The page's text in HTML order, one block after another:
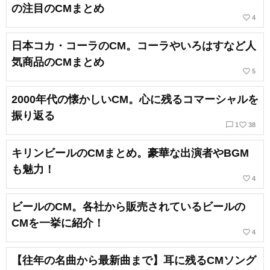
の注目のCMまとめ
favorite_border 4
日本コカ・コーラのCM。コーラやいろはすなど人
気商品のCMまとめ
favorite_border 5
2000年代の懐かしいCM。心に残るコマーシャルを
振り返る
chat_bubble_outline 1 favorite_border 38
キリンビールのCMまとめ。豪華な出演者やBGM
も魅力！
favorite_border 4
ビールのCM。各社から販売されているビールの
CMを一挙に紹介！
favorite_border 4
【往年の名曲から最新曲まで】耳に残るCMソング